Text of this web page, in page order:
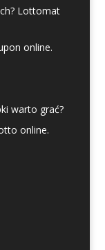
Lottomat
online.
warto grać?
online.